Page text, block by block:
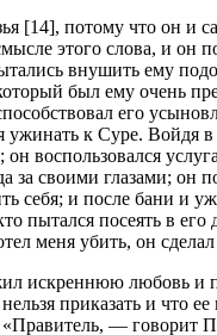
[14], потому что он и
этого слова, и он
внушить ему
был ему очень
его
ужинать к Суре. Войдя
воспользовался
за своими глазами; он
себя; и после бани и
пытался посеять в
меня убить, он
искреннюю любовь и
приказать и что
«Правитель, — говорит